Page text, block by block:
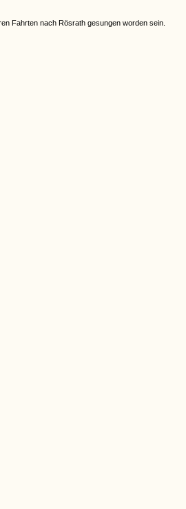
Fahrten nach Rösrath gesungen worden sein.